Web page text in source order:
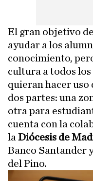
El gran objetivo
ayudar a los
conocimiento,
cultura a todos
quieran hacer uso
dos partes: una
otra para
cuenta con la
la Diócesis de
Banco Santander
del Pino.